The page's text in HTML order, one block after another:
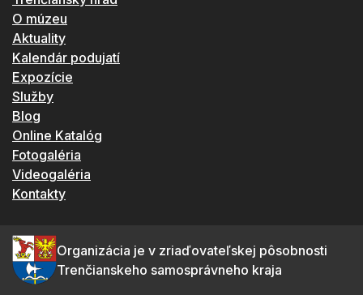
O múzeu
Aktuality
Kalendár podujatí
Expozície
Služby
Blog
Online Katalóg
Fotogaléria
Videogaléria
Kontakty
Organizácia je v zriaďovateľskej pôsobnosti
Trenčianskeho samosprávneho kraja